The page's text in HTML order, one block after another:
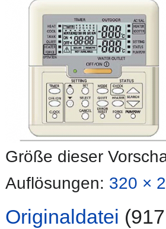
Größe dieser
Auflösungen: 320 ×
Originaldatei